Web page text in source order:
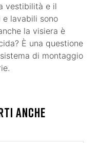
vestibilità e il
lavabili sono
la visiera è
È una questione
di montaggio
ANCHE